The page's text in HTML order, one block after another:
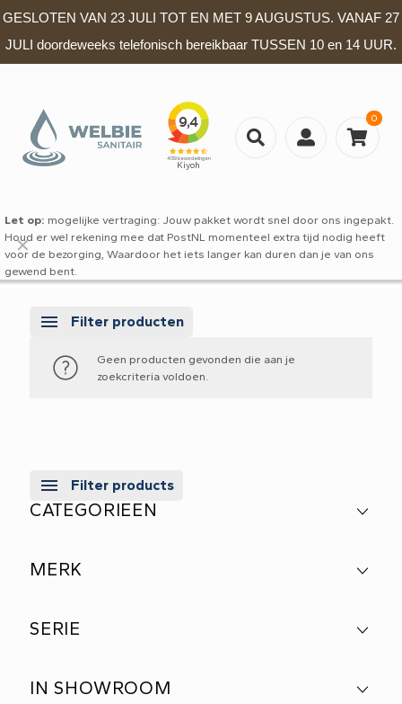
GESLOTEN VAN 23 JULI TOT EN MET 9 AUGUSTUS. VANAF 27
JULI doordeweeks telefonisch bereikbaar TUSSEN 10 en 14 UUR.
0
Let op: mogelijke vertraging: Jouw pakket wordt snel door ons ingepakt.
Houd er wel rekening mee dat PostNL momenteel extra tijd nodig heeft
voor de bezorging, Waardoor het iets langer kan duren dan je van ons
gewend bent.
✕
Filter producten
Geen producten gevonden die aan je
zoekcriteria voldoen.
Filter products
CATEGORIEEN
MERK
SERIE
IN SHOWROOM